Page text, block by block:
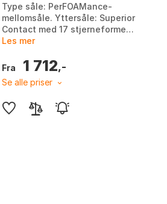
Type såle: PerFOAMance-
mellomsåle. Yttersåle: Superior
Contact med 17 stjerneformede
metallknaster i karbonstål.
vanntett, ett stykke...
Les mer
Fra 1 712,-
Se alle priser